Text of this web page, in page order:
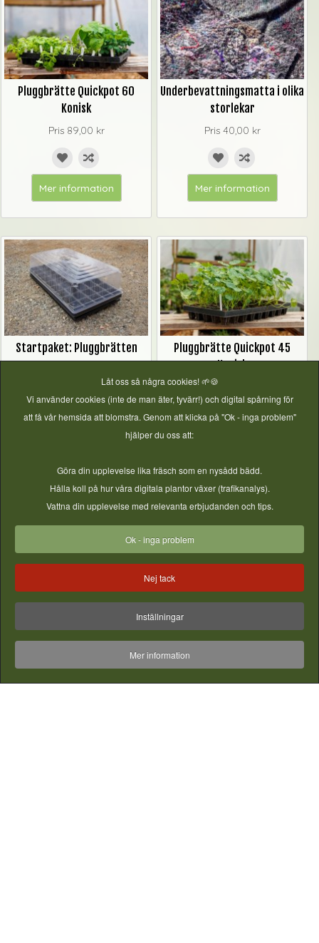
Pluggbrätte Quickpot 60
Konisk
Pris 89,00 kr
Mer information
Underbevattningsmatta i olika
storlekar
Pris 40,00 kr
Mer information
Startpaket: Pluggbrätten
349,00 kr
Pluggbrätte Quickpot 45
Konisk
Pris
Odlingsinspiration från vårt Community!
Bilder från instagram - vill du synas här? Tagga ditt inlägg
med #gjordnära
Låt oss så några cookies! 🌱🍪
Vi använder cookies (inte de man äter, tyvärr!) och digital spårning för
att få vår hemsida att blomstra. Genom att klicka på "Ok - inga problem"
hjälper du oss att:
Göra din upplevelse lika fräsch som en nysådd bädd.
Hålla koll på hur våra digitala plantor växer (trafikanalys).
Vattna din upplevelse med relevanta erbjudanden och tips.
Ok - inga problem
Nej tack
Inställningar
Mer information